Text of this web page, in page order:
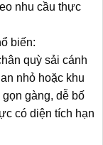
nhu cầu thực
biến:
quỳ sải cánh
nhỏ hoặc khu
gàng, dễ bố
có diện tích hạn